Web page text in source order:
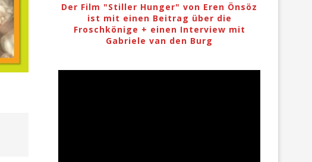
Der Film "Stiller Hunger" von Eren Önsöz
ist mit einen Beitrag über die
Froschkönige + einen Interview mit
Gabriele van den Burg